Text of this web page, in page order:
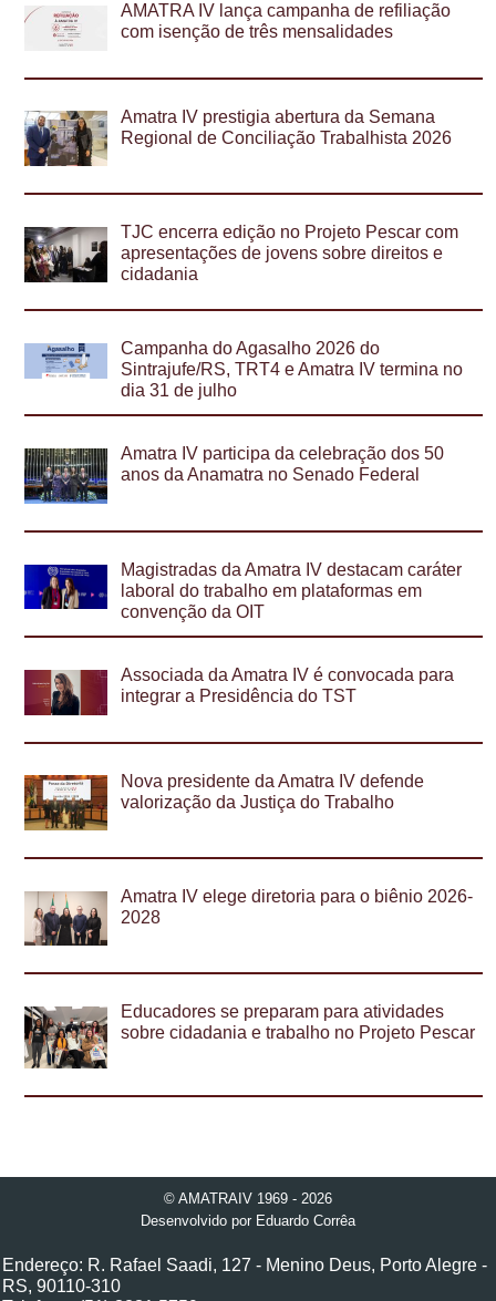
AMATRA IV lança campanha de refiliação
com isenção de três mensalidades
Amatra IV prestigia abertura da Semana
Regional de Conciliação Trabalhista 2026
TJC encerra edição no Projeto Pescar com
apresentações de jovens sobre direitos e
cidadania
Campanha do Agasalho 2026 do
Sintrajufe/RS, TRT4 e Amatra IV termina no
dia 31 de julho
Amatra IV participa da celebração dos 50
anos da Anamatra no Senado Federal
Magistradas da Amatra IV destacam caráter
laboral do trabalho em plataformas em
convenção da OIT
Associada da Amatra IV é convocada para
integrar a Presidência do TST
Nova presidente da Amatra IV defende
valorização da Justiça do Trabalho
Amatra IV elege diretoria para o biênio 2026-
2028
Educadores se preparam para atividades
sobre cidadania e trabalho no Projeto Pescar
© AMATRAIV 1969 - 2026
Desenvolvido por Eduardo Corrêa
Endereço: R. Rafael Saadi, 127 - Menino Deus, Porto Alegre -
RS, 90110-310